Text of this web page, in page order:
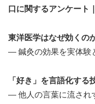
口に関するアンケート
東洋医学はなぜ効くの
— 鍼灸の効果を実体験
「好き」を言語化する
— 他人の言葉に流され